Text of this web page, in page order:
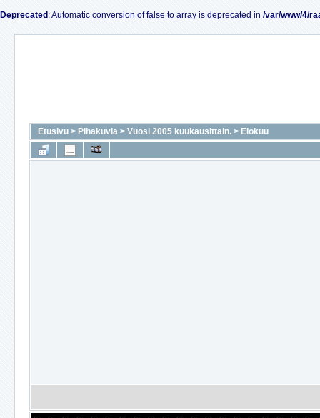
Deprecated : Automatic conversion of false to array is deprecated in /var/www/4/
Etusivu > Pihakuvia > Vuosi 2005 kuukausittain. > Elokuu